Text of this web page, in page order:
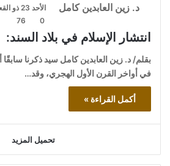
د. زين العابدين كامل
الأحد 23 ذو القعدة 1447هـ 10-5-2026م
0
76
انتشار الإسلام في بلاد السند:
في أواخر القرن الأول الهجري، وقد…
أكمل القراءة »
تحميل المزيد